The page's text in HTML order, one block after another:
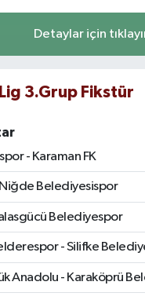
Detaylar için
3.Grup Fikstür
- Karaman FK
Belediyesispor
Belediyespor
- Silifke
Anadolu - Karaköprü